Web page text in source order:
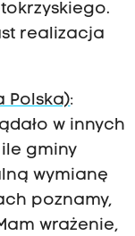
realizacja
Polska):
w innych
gminy
wymianę
poznamy,
wrażenie,